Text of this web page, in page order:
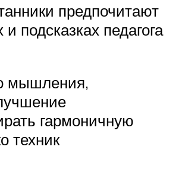
предпочитают
подсказках педагога
мышления,
гармоничную
техник